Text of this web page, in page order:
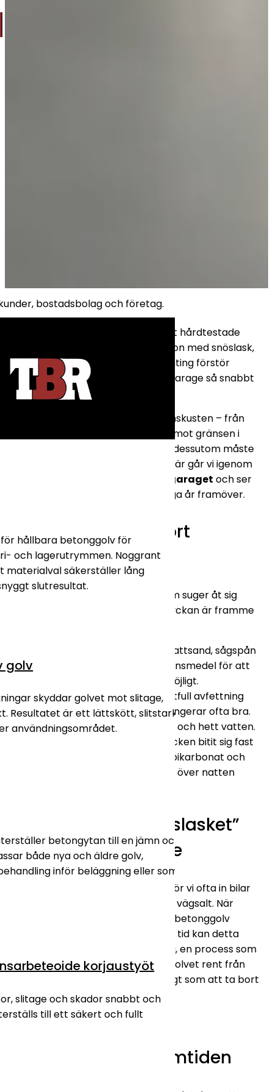
bostadsbolag och företag.
hållbara betonggolv för
och lagerutrymmen. Noggrant
säkerställer lång
slutresultat.
golv
skyddar golvet mot slitage,
Resultatet är ett lättskött, slitstarkt
användningsområdet.
betongytan till en jämn och
både nya och äldre golv,
inför beläggning eller som
oide korjaustyöt
slitage och skador snabbt och
till ett säkert och fullt
Ett garage är ofta hemmets mest hårdtestade
utrymme. Här samsas tunga fordon med snöslask,
vägsalt och kemikalier. Men ingenting förstör
helhetsintrycket av ett välskött garage så snabbt
som mörka, envisa oljefläckar.
För oss som bor längs Norrbottenskusten – från
och vidare mot gränsen i
– vet vi att garaget dessutom måste
tåla stora temperaturväxlingar. Här går vi igenom
betonggolv i garaget och ser
till att det håller sig snyggt i många år framöver.
Steg 1: Så får du bort
oljefläckarna
Betong är ett poröst material som suger åt sig
vätska likt en tvättsvamp. Om olyckan är framme
Strö på kattsand, sågspån
eller ett dedikerat absorptionsmedel för att
dra ut så mycket olja som möjligt.
Använd fettlösare:En kraftfull avfettning
eller diskmedel (som Yes) fungerar ofta bra.
Skrubba med en styv borste och hett vatten.
Om fläcken bitit sig fast
kan du behöva en pasta av bikarbonat och
vatten som får ligga och dra över natten
Steg 2: Varför ”snöslasket”
är din värsta fiende
kör vi ofta in bilar
täckta av snö och is blandat med vägsalt. När
detta smälter på ett obehandlat betonggolv
tränger saltet ner i porerna. Över tid kan detta
leda till att betongen börjar vittra, en process som
kallas frostsprängning. Att hålla golvet rent från
saltavlagringar är därför lika viktigt som att ta bort
oljan.
betonggolv för framtiden